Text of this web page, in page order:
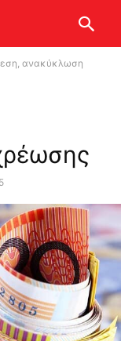
ανακύκλωση